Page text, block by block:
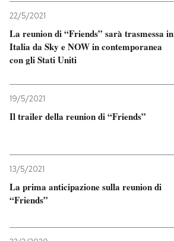
22/5/2021
La reunion di “Friends” sarà trasmessa in
Italia da Sky e NOW in contemporanea
con gli Stati Uniti
19/5/2021
Il trailer della reunion di “Friends”
13/5/2021
La prima anticipazione sulla reunion di
“Friends”